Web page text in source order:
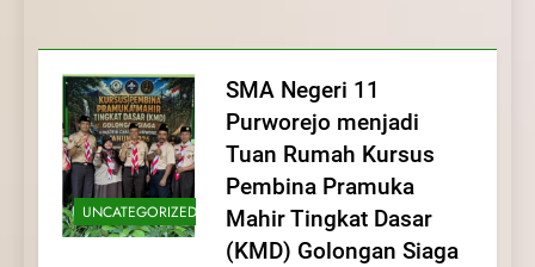
dan Pengabdian Generasi
Pramuka
Pramuka
Kepedulian
UNCATEGORIZED
SMA Negeri 11
Purworejo menjadi
Tuan Rumah Kursus
Pembina Pramuka
Mahir Tingkat Dasar
(KMD) Golongan Siaga